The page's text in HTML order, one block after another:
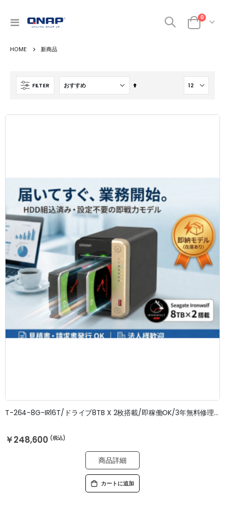
ナ
呼
カート
0
新商品
FILTER
降
T-264-8G-IR16T/ドライブ8TB X 2枚搭載/即稼働OK/3年無料修理保証
￥248,600
商品詳細
カートに追加